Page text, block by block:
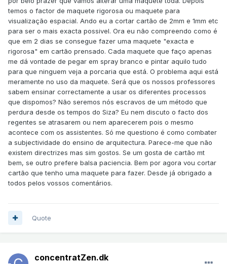
temos o factor de maquete rigorosa ou maquete para
visualização espacial. Ando eu a cortar cartão de 2mm e 1mm etc
para ser o mais exacta possivel. Ora eu não compreendo como é
que em 2 dias se consegue fazer uma maquete "exacta e
rigorosa" em cartão prensado. Cada maquete que faço apenas
me dá vontade de pegar em spray branco e pintar aquilo tudo
para que ninguem veja a porcaria que está. O problema aqui está
meramente no uso da maquete. Será que os nossos professores
sabem ensinar correctamente a usar os diferentes processos
que dispomos? Não seremos nós escravos de um método que
perdura desde os tempos do Siza? Eu nem discuto o facto dos
regentes se atrasarem ou nem aparecerem pois o mesmo
acontece com os assistentes. Só me questiono é como combater
a subjectividade do ensino de arquitectura. Parece-me que não
existem directrizes mas sim gostos. Se um gosta de cartão mt
bem, se outro prefere balsa paciencia. Bem por agora vou cortar
cartão que tenho uma maquete para fazer. Desde já obrigado a
todos pelos vossos comentários.
Quote
concentratZen.dk